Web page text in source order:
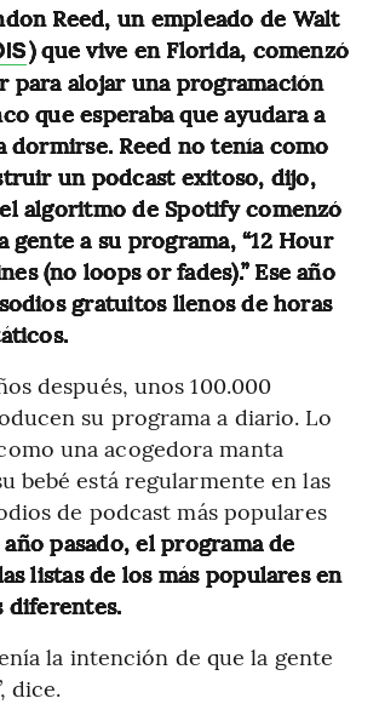
Reed, un empleado de Walt
) que vive en Florida, comenzó
para alojar una programación
que esperaba que ayudara a
dormirse. Reed no tenía como
un podcast exitoso, dijo,
algoritmo de Spotify comenzó
gente a su programa, “12 Hour
(no loops or fades).” Ese año
gratuitos llenos de horas
después, unos 100.000
su programa a diario. Lo
una acogedora manta
bebé está regularmente en las
de podcast más populares
año pasado, el programa de
listas de los más populares en
diferentes.
la intención de que la gente
dice.